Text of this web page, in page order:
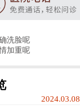
洗脸呢
加重呢
2024.03.08